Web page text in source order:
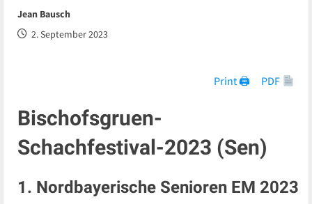
Jean Bausch
2. September 2023
Print 🖨 PDF
Bischofsgruen-
Schachfestival-2023 (Sen)
1. Nordbayerische Senioren EM 2023